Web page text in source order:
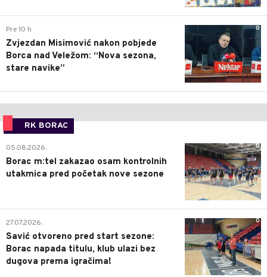
0
Pre 10 h
Zvjezdan Misimović nakon pobjede
Borca nad Veležom: “Nova sezona,
stare navike”
RK BORAC
0
05.08.2026.
Borac m:tel zakazao osam kontrolnih
utakmica pred početak nove sezone
0
27.07.2026.
Savić otvoreno pred start sezone:
Borac napada titulu, klub ulazi bez
dugova prema igračima!